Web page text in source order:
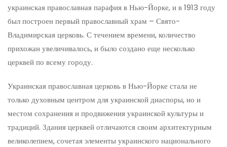
украинская православная парафия в Нью-Йорке, и в 1913 году
был построен первый православный храм – Свято-
Владимирская церковь. С течением времени, количество
прихожан увеличивалось, и было создано еще несколько
церквей по всему городу.
Украинская православная церковь в Нью-Йорке стала не
только духовным центром для украинской диаспоры, но и
местом сохранения и продвижения украинской культуры и
традиций. Здания церквей отличаются своим архитектурным
великолепием, сочетая элементы украинского национального